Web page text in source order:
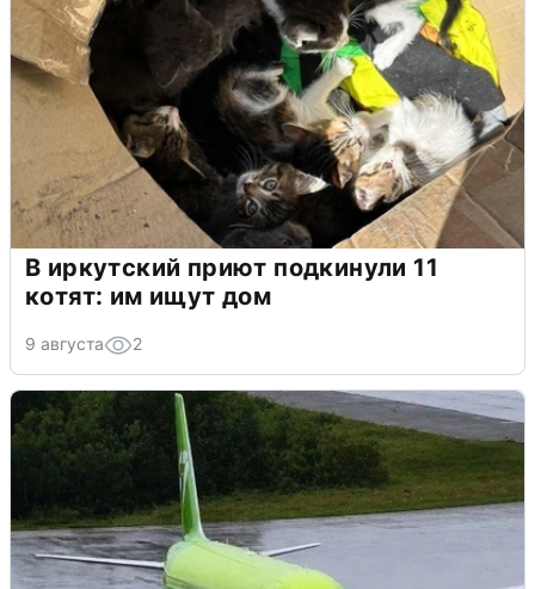
В иркутский приют подкинули 11
котят: им ищут дом
9 августа 2